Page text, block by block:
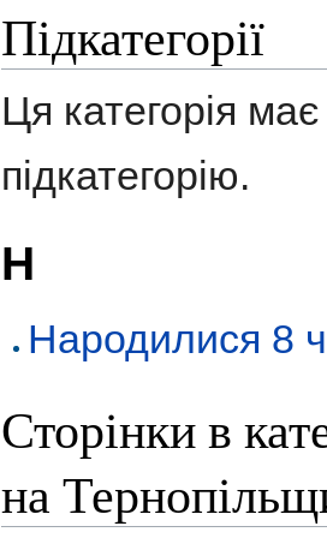
Підкатегорії
Ця категорія має
підкатегорію.
Н
Народилися 8
Сторінки в
на